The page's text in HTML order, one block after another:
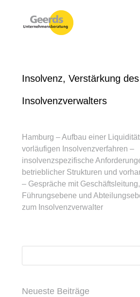
Insolvenz, Verstärkung
Insolvenzverwalters
Hamburg – Aufbau einer
vorläufigen Insolvenzverfahren –
insolvenzspezifische
betrieblicher Strukturen und
– Gespräche mit Geschäftsleitung,
Führungsebene und
zum Insolvenzverwalter
Neueste Beiträge